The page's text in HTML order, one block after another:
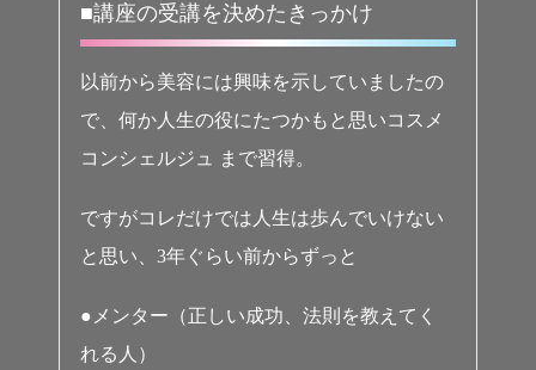
■講座の受講を決めたきっかけ
以前から美容には興味を示していましたの
で、何か人生の役にたつかもと思いコスメ
コンシェルジュ まで習得。
ですがコレだけでは人生は歩んでいけない
と思い、3年ぐらい前からずっと
●メンター（正しい成功、法則を教えてく
れる人）